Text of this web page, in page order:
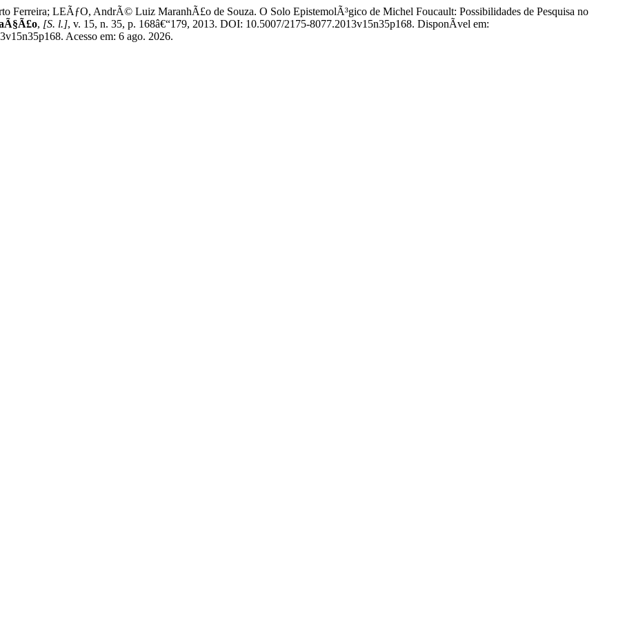
LEÃƒO, AndrÃ© Luiz MaranhÃ£o de Souza. O Solo EpistemolÃ³gico de Michel Foucault: Possibilidades de Pesquisa no
, [S. l.], v. 15, n. 35, p. 168â€“179, 2013. DOI: 10.5007/2175-8077.2013v15n35p168. DisponÃ­vel em:
Acesso em: 6 ago. 2026.